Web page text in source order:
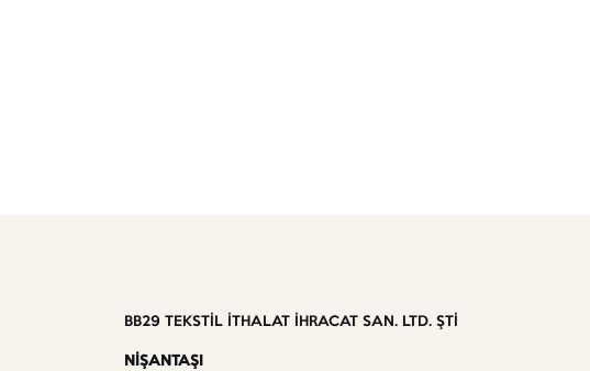
BB29 TEKSTİL İTHALAT İHRACAT SAN. LTD. ŞTİ
NİŞANTAŞI